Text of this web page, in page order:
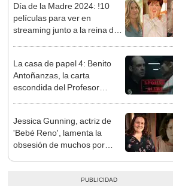
Día de la Madre 2024: !10
películas para ver en
streaming junto a la reina de
La casa de papel 4: Benito
Antoñanzas, la carta
escondida del Profesor
Jessica Gunning, actriz de
'Bebé Reno', lamenta la
obsesión de muchos por